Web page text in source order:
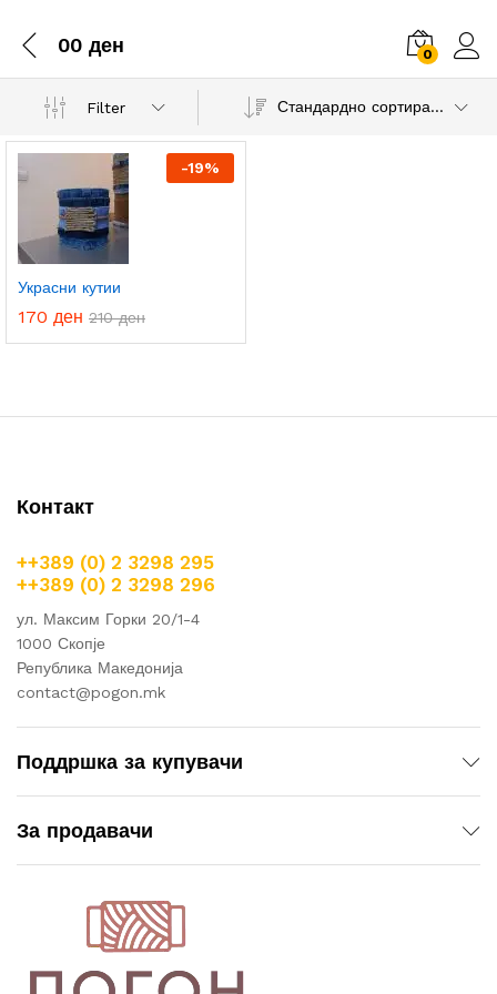
00 ден 0
Filter Стандардно сортирање
-19%
Украсни кутии
170 ден 210ден
Контакт
++389 (0) 2 3298 295
++389 (0) 2 3298 296
ул. Максим Горки 20/1-4
1000 Скопје
Република Македонија
contact@pogon.mk
Поддршка за купувачи
За продавачи